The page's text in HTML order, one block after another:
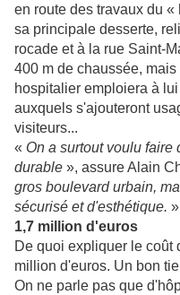
en route des travaux du «
sa principale desserte,
rocade et à la rue Saint-
400 m de chaussée,
hospitalier emploiera à
auxquels s'ajouteront
visiteurs...
« On a surtout voulu
durable », assure Alain
gros boulevard urbain,
sécurisé et d'esthétique. »
1,7 million d'euros
De quoi expliquer le coût
million d'euros. Un bon
On ne parle pas que